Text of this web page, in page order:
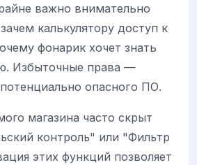
важно внимательно
калькулятору доступ к
фонарик хочет знать
Избыточные права —
опасного ПО.
магазина часто скрыт
контроль" или "Фильтр
этих функций позволяет